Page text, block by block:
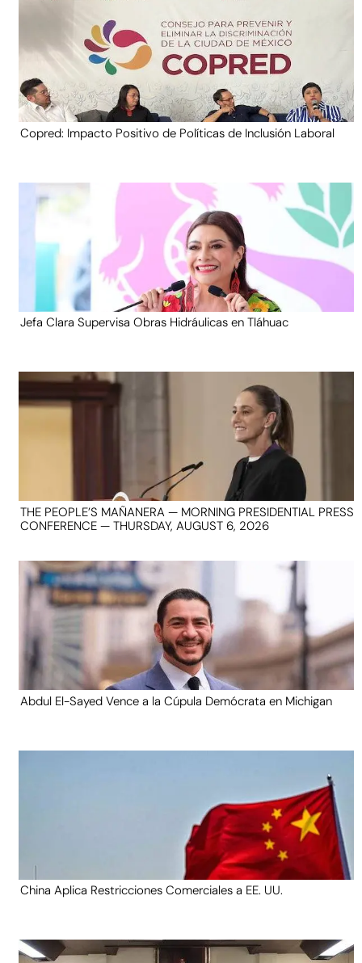
Copred: Impacto Positivo de Políticas de Inclusión Laboral
Jefa Clara Supervisa Obras Hidráulicas en Tláhuac
THE PEOPLE’S MAÑANERA — MORNING PRESIDENTIAL PRESS
CONFERENCE — THURSDAY, AUGUST 6, 2026
Abdul El-Sayed Vence a la Cúpula Demócrata en Michigan
China Aplica Restricciones Comerciales a EE. UU.